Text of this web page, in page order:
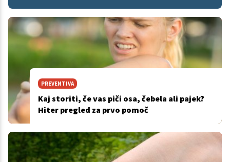
PREVENTIVA
Kaj storiti, če vas piči osa, čebela ali pajek?
Hiter pregled za prvo pomoč